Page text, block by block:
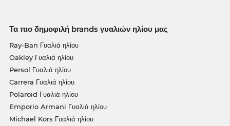
Τα πιο δημοφιλή brands γυαλιών ηλίου μας
Ray-Ban Γυαλιά ηλίου
Oakley Γυαλιά ηλίου
Persol Γυαλιά ηλίου
Carrera Γυαλιά ηλίου
Polaroid Γυαλιά ηλίου
Emporio Armani Γυαλιά ηλίου
Michael Kors Γυαλιά ηλίου